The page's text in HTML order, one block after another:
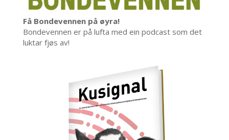
Få Bondevennen på øyra!
Bondevennen er på lufta med ein podcast som det
luktar fjøs av!